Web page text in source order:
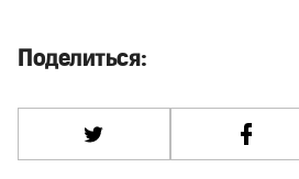
Поделиться: